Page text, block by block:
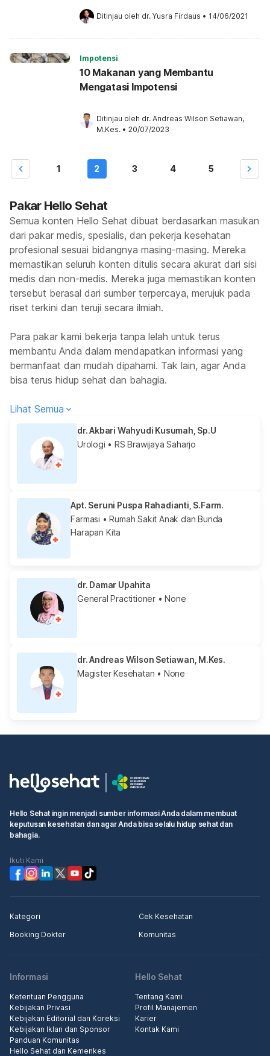
Ditinjau oleh dr. Yusra Firdaus • 14/06/2021
Impotensi
10 Makanan yang Membantu
Mengatasi Impotensi
Ditinjau oleh dr. Andreas Wilson Setiawan,
M.Kes. • 20/07/2023
1 2 3 4 5
Pakar Hello Sehat
Semua konten Hello Sehat dibuat berdasarkan masukan
dari pakar medis, spesialis, dan pekerja kesehatan
profesional sesuai bidangnya masing-masing. Mereka
memastikan seluruh konten ditulis secara akurat dari sisi
medis dan non-medis. Mereka juga memastikan konten
tersebut berasal dari sumber terpercaya, merujuk pada
riset terkini dan teruji secara ilmiah.
Para pakar kami bekerja tanpa lelah untuk terus
membantu Anda dalam mendapatkan informasi yang
bermanfaat dan mudah dipahami. Tak lain, agar Anda
bisa terus hidup sehat dan bahagia.
Lihat Semua
dr. Akbari Wahyudi Kusumah, Sp.U
Urologi • RS Brawijaya Saharjo
Apt. Seruni Puspa Rahadianti, S.Farm.
Farmasi • Rumah Sakit Anak dan Bunda
Harapan Kita
dr. Damar Upahita
General Practitioner • None
dr. Andreas Wilson Setiawan, M.Kes.
Magister Kesehatan • None
Hello Sehat ingin menjadi sumber informasi Anda dalam membuat
keputusan kesehatan dan agar Anda bisa selalu hidup sehat dan
bahagia.
Ikuti Kami
Kategori
Cek Kesehatan
Booking Dokter
Komunitas
Informasi
Ketentuan Pengguna
Kebijakan Privasi
Kebijakan Editorial dan Koreksi
Kebijakan Iklan dan Sponsor
Panduan Komunitas
Hello Sehat dan Kemenkes
Hello Sehat
Tentang Kami
Profil Manajemen
Karier
Kontak Kami